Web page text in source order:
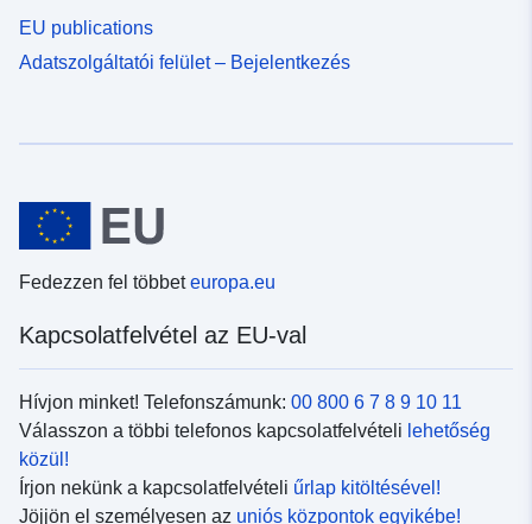
EU publications
Adatszolgáltatói felület – Bejelentkezés
Fedezzen fel többeteuropa.eu
Kapcsolatfelvétel az EU-val
Hívjon minket! Telefonszámunk: 00 800 6 7 8 9 10 11
Válasszon a többi telefonos kapcsolatfelvételi lehetőség
közül!
Írjon nekünk a kapcsolatfelvételi űrlap kitöltésével!
Jöjjön el személyesen az uniós központok egyikébe!